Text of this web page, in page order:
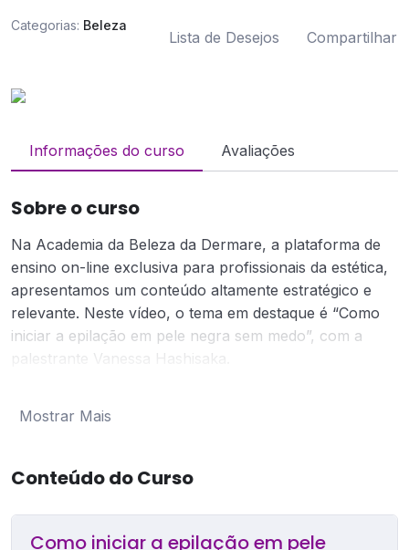
Categorias: Beleza
Lista de Desejos Compartilhar
Informações do curso Avaliações
Sobre o curso
Na Academia da Beleza da Dermare, a plataforma de
ensino on-line exclusiva para profissionais da estética,
apresentamos um conteúdo altamente estratégico e
relevante. Neste vídeo, o tema em destaque é “Como
iniciar a epilação em pele negra sem medo”, com a
palestrante Vanessa Hashisaka.
epilação em pele negra de forma segura e eficaz.
inclusiva, compartilhará dicas e orientações essenciais
ou danos à pele.
Descubra como adaptar as técnicas de epilação,
Mostrar Mais
Conteúdo do Curso
Como iniciar a epilação em pele